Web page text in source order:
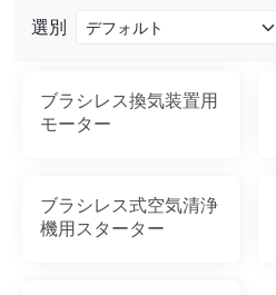
選別
ブラシレス換気装置用
モーター
ブラシレス式空気清浄
機用スターター